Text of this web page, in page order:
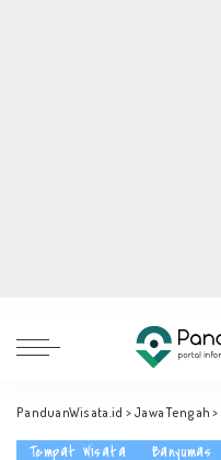
PanduanWisata.id > Jawa Tengah >
Tempat Wisata Banyumas